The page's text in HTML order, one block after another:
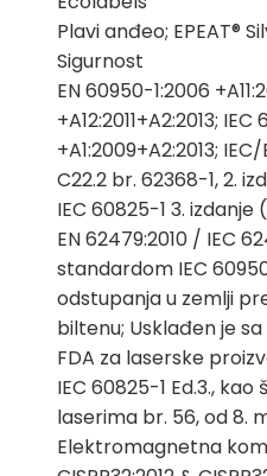
Plavi anđeo; EPEAT®
Sigurnost
EN 60950-1:2006
+A12:2011+A2:2013;
+A1:2009+A2:2013;
C22.2 br. 62368-1, 2.
IEC 60825-1 3. izdanje
EN 62479:2010 / IEC
standardom IEC
odstupanja u zemlji
biltenu; Usklađen je
FDA za laserske
IEC 60825-1 Ed.3.,
laserima br. 56, od 8.
Elektromagnetna